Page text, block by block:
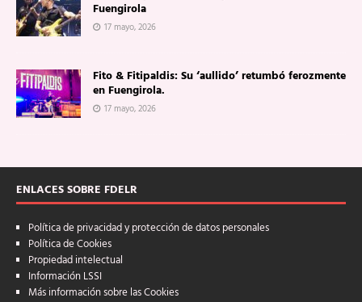
Fuengirola
17 mayo, 2026
Fito & Fitipaldis: Su ‘aullido’ retumbó ferozmente
en Fuengirola.
17 mayo, 2026
ENLACES SOBRE FDELR
Política de privacidad y protección de datos personales
Política de Cookies
Propiedad intelectual
Información LSSI
Más información sobre las Cookies